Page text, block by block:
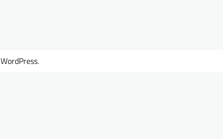
WordPress.